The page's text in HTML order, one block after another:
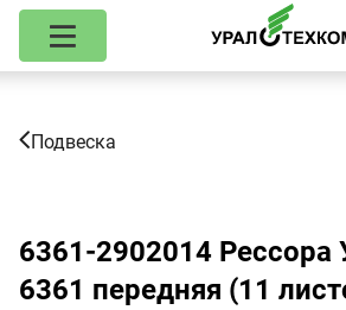
Подвеска
6361-2902014 Рессора
6361 передняя (11